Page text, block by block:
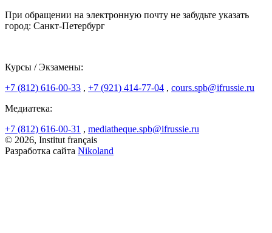
При обращении на электронную почту не забудьте указать
город: Санкт-Петербург
Курсы / Экзамены:
+7 (812) 616-00-33 , +7 (921) 414-77-04 , cours.spb@ifrussie.ru
Медиатека:
+7 (812) 616-00-31 , mediatheque.spb@ifrussie.ru
© 2026, Institut français
Разработка сайта Nikoland